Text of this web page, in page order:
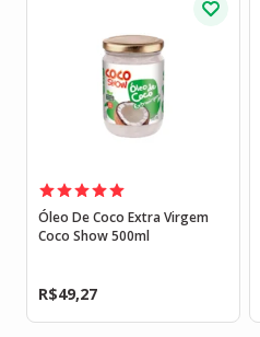
Óleo De Coco Extra Virgem
Coco Show 500ml
R$49,27